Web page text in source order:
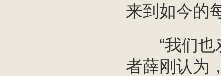
来到如今的
“我们也劝
者薛刚认为